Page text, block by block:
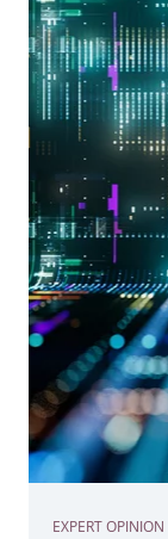
EXPERT OPINION